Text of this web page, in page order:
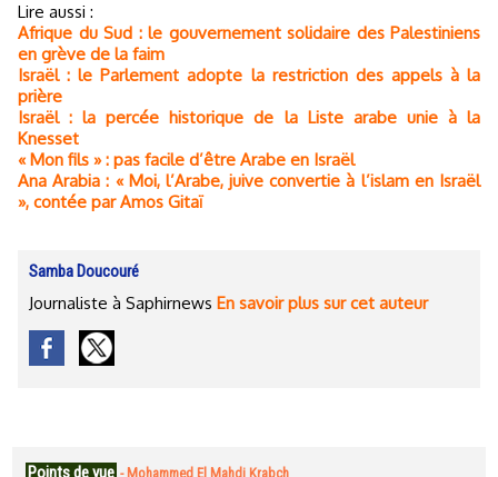
Lire aussi :
Afrique du Sud : le gouvernement solidaire des Palestiniens
en grève de la faim
Israël : le Parlement adopte la restriction des appels à la
prière
Israël : la percée historique de la Liste arabe unie à la
Knesset
« Mon fils » : pas facile d’être Arabe en Israël
Ana Arabia : « Moi, l’Arabe, juive convertie à l’islam en Israël
», contée par Amos Gitaï
Samba Doucouré
Journaliste à Saphirnews En savoir plus sur cet auteur
Points de vue - Mohammed El Mahdi Krabch